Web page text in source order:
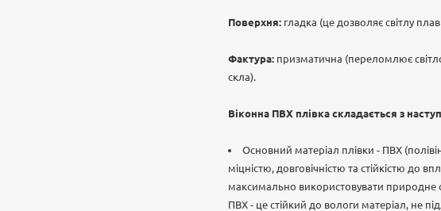
Поверхня: гладка (це дозволяє світлу
Фактура: призматична (переломлює
скла).
Віконна ПВХ плівка складається з
Основний матеріал плівки - ПВХ
міцністю, довговічністю та стійкістю до
максимально використовувати природне
ПВХ - це стійкий до вологи матеріал, не